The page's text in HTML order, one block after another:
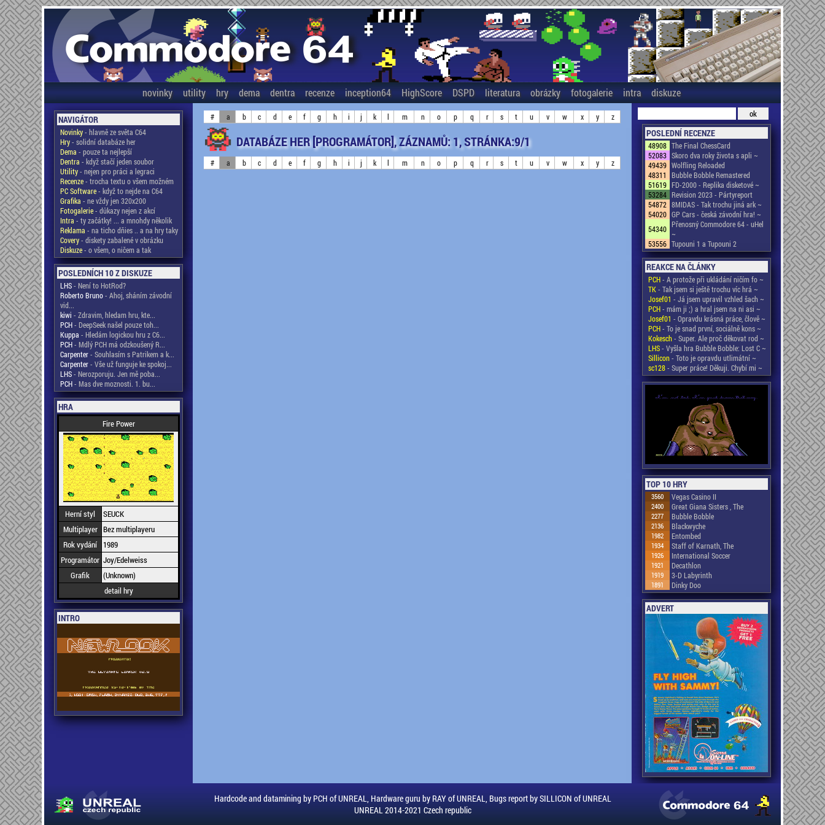
novinky utility hry dema dentra recenze inception64 HighScore DSPD literatura obrázky fotogalerie intra diskuze
NAVIGÁTOR
Novinky- hlavně ze světa C64
Hry- solidní databáze her
Dema - pouze ta nejlepší
Dentra - když stačí jeden soubor
Utility- nejen pro práci a legraci
Recenze- trocha textu o všem možném
PC Software- když to nejde na C64
Grafika - ne vždy jen 320x200
Fotogalerie- důkazy nejen z akcí
Intra - ty začátky! ... a mnohdy několik
Reklama - na ticho dňies .. a na hry taky
Covery- diskety zabalené v obrázku
Diskuze- o všem, o ničem a tak
POSLEDNÍCH 10 Z DISKUZE
LHS- Není to HotRod?
Roberto Bruno- Ahoj, sháním závodní
vid...
kiwi - Zdravim, hledam hru, kte...
PCH- DeepSeek našel pouze toh...
Kuppa - Hledám logickou hru z C6...
PCH- Mdlý PCH má odzkoušený R...
Carpenter- Souhlasím s Patrikem a k...
Carpenter- Vše už funguje ke spokoj...
LHS- Nerozporuju. Jen mě poba...
PCH- Mas dve moznosti. 1. bu...
HRA
Fire Power
Herní styl
SEUCK
Multiplayer Bez multiplayeru
Rok vydání
1989
Programátor Joy/Edelweiss
Grafik
(Unknown)
detail hry
INTRO
# a b c d e f g h i j k l m n o p q r s t u v w x y z
DATABÁZE HER [PROGRAMÁTOR], ZÁZNAMŮ: 1, STRÁNKA:9/1
# a b c d e f g h i j k l m n o p q r s t u v w x y z
POSLEDNÍ RECENZE
48908 The Final ChessCard
52083 Skoro dva roky života s apli ~
49439 Wolfling Reloaded
48311
Bubble Bobble Remastered
51619 FD-2000 - Replika disketové ~
53284 Revision 2023 - Pártyreport
54872 8MIDAS - Tak trochu jiná ark ~
54020 GP Cars - česká závodní hra! ~
54340 Přenosný Commodore 64 - uHel
~
53556 Tupouni 1 a Tupouni 2
REAKCE NA ČLÁNKY
PCH- A protože při ukládání ničím fo ~
TK- Tak jsem si ještě trochu víc hrá ~
Josef01 - Já jsem upravil vzhled šach ~
PCH- mám ji ;) a hral jsem na ni asi ~
Josef01 - Opravdu krásná práce, člově ~
PCH- To je snad první, sociálně kons ~
Kokesch- Super. Ale proč děkovat rod ~
LHS- Vyšla hra Bubble Bobble: Lost C ~
Sillicon- Toto je opravdu utlimátní ~
sc128- Super práce! Děkuji. Chybí mi ~
TOP 10 HRY
3560 Vegas Casino II
2400 Great Giana Sisters , The
2277 Bubble Bobble
2136 Blackwyche
1982 Entombed
1934 Staff of Karnath, The
1926 International Soccer
1921 Decathlon
1919 3-D Labyrinth
1891 Dinky Doo
ADVERT
Hardcode and datamining by PCH of UNREAL, Hardware guru by RAY of UNREAL, Bugs report by SILLICON of UNREAL
UNREAL 2014-2021 Czech republic